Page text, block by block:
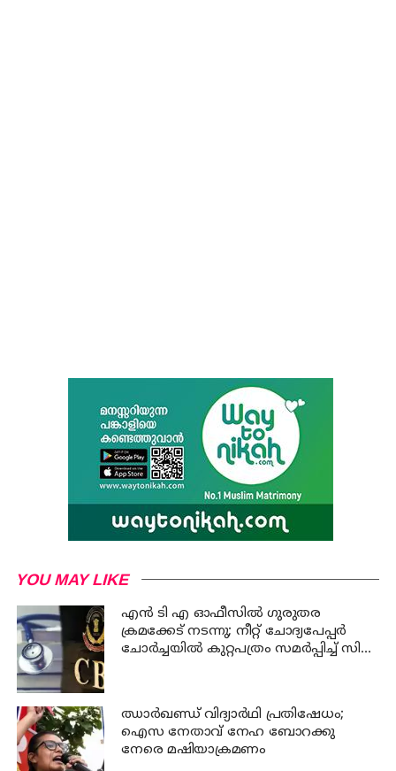
YOU MAY LIKE
എന്‍ ടി എ ഓഫീസില്‍ ഗുരുതര
ക്രമക്കേട് നടന്നു; നീറ്റ് ചോദ്യപേപ്പര്‍
ചോര്‍ച്ചയില്‍ കുറ്റപത്രം സമര്‍പ്പിച്ച് സി
ഝാര്‍ഖണ്ഡ് വിദ്യാര്‍ഥി പ്രതിഷേധം;
ഐസ നേതാവ് നേഹ ബോറക്കു
നേരെ മഷിയാക്രമണം